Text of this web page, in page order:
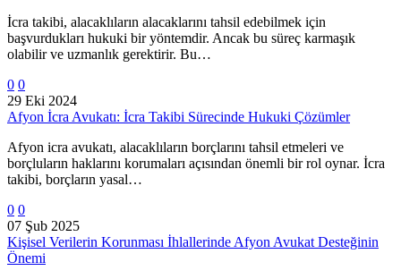
İcra takibi, alacaklıların alacaklarını tahsil edebilmek için
başvurdukları hukuki bir yöntemdir. Ancak bu süreç karmaşık
olabilir ve uzmanlık gerektirir. Bu…
0 0
29 Eki 2024
Afyon İcra Avukatı: İcra Takibi Sürecinde Hukuki Çözümler
Afyon icra avukatı, alacaklıların borçlarını tahsil etmeleri ve
borçluların haklarını korumaları açısından önemli bir rol oynar. İcra
takibi, borçların yasal…
0 0
07 Şub 2025
Kişisel Verilerin Korunması İhlallerinde Afyon Avukat Desteğinin
Önemi